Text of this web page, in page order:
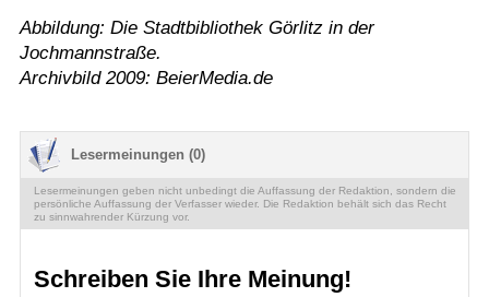
Abbildung: Die Stadtbibliothek Görlitz in der
Jochmannstraße.
Archivbild 2009: BeierMedia.de
Lesermeinungen (0)
Lesermeinungen geben nicht unbedingt die Auffassung der Redaktion, sondern die
persönliche Auffassung der Verfasser wieder. Die Redaktion behält sich das Recht
zu sinnwahrender Kürzung vor.
Schreiben Sie Ihre Meinung!